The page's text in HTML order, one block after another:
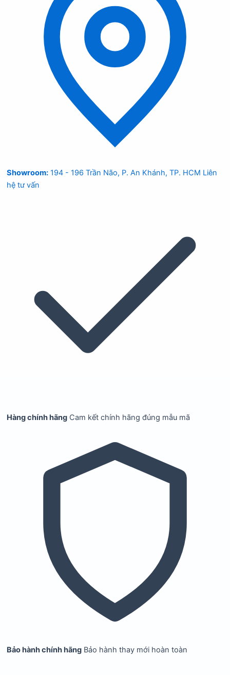
Showroom: 194 - 196 Trần Não, P. An Khánh, TP. HCM Liên
hệ tư vấn
Hàng chính hãng Cam kết chính hãng đúng mẫu mã
Bảo hành chính hãng Bảo hành thay mới hoàn toàn